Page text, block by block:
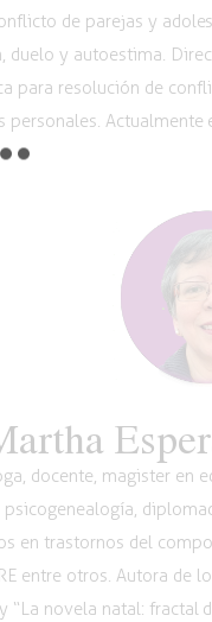
de parejas y
duelo y autoestima.
para resolución de
Actualmente
docente, magister en
psicogenealogía,
en trastornos del
entre otros. Autora de
“La novela natal: fractal